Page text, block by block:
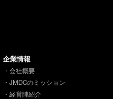
企業情報
・会社概要
・JMDCのミッション
・経営陣紹介